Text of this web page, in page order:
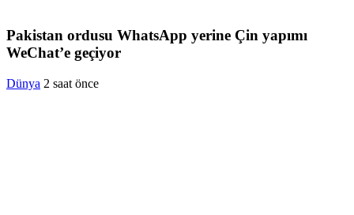
Pakistan ordusu WhatsApp yerine Çin yapımı
WeChat’e geçiyor
Dünya 2 saat önce